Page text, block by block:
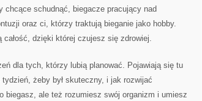
schudnąć, biegacze pracujący nad
oraz ci, którzy traktują bieganie jako hobby.
całość, dzięki której czujesz się zdrowiej.
dla tych, którzy lubią planować. Pojawiają się tu
żeby był skuteczny, i jak rozwijać
biegasz, ale też rozumiesz swój organizm i umiesz